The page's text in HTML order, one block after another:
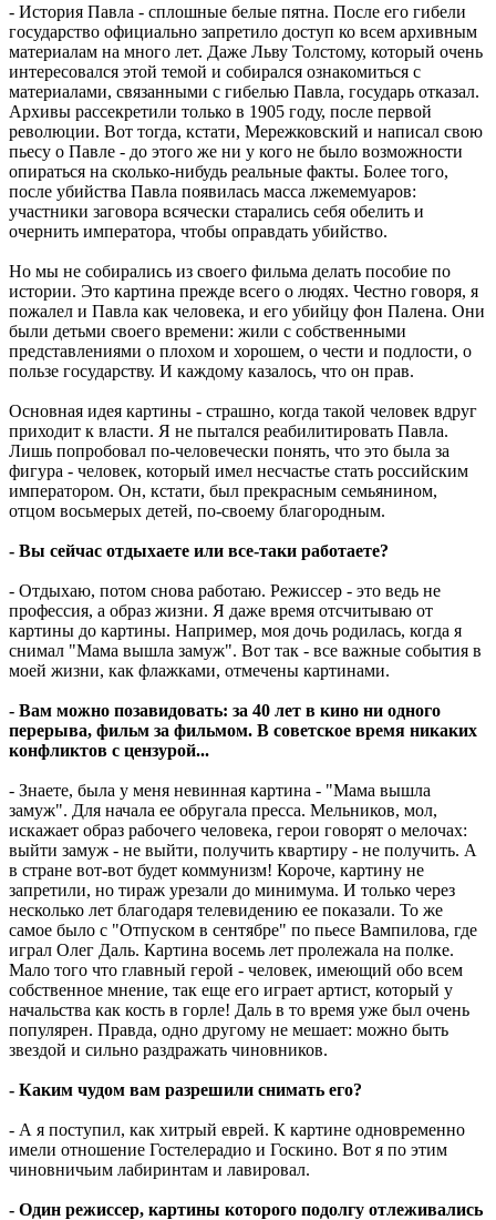
- История Павла - сплошные белые пятна. После его гибели
государство официально запретило доступ ко всем архивным
материалам на много лет. Даже Льву Толстому, который очень
интересовался этой темой и собирался ознакомиться с
материалами, связанными с гибелью Павла, государь отказал.
Архивы рассекретили только в 1905 году, после первой
революции. Вот тогда, кстати, Мережковский и написал свою
пьесу о Павле - до этого же ни у кого не было возможности
опираться на сколько-нибудь реальные факты. Более того,
после убийства Павла появилась масса лжемемуаров:
участники заговора всячески старались себя обелить и
очернить императора, чтобы оправдать убийство.
Но мы не собирались из своего фильма делать пособие по
истории. Это картина прежде всего о людях. Честно говоря, я
пожалел и Павла как человека, и его убийцу фон Палена. Они
были детьми своего времени: жили с собственными
представлениями о плохом и хорошем, о чести и подлости, о
пользе государству. И каждому казалось, что он прав.
Основная идея картины - страшно, когда такой человек вдруг
приходит к власти. Я не пытался реабилитировать Павла.
Лишь попробовал по-человечески понять, что это была за
фигура - человек, который имел несчастье стать российским
императором. Он, кстати, был прекрасным семьянином,
отцом восьмерых детей, по-своему благородным.
- Вы сейчас отдыхаете или все-таки работаете?
- Отдыхаю, потом снова работаю. Режиссер - это ведь не
профессия, а образ жизни. Я даже время отсчитываю от
картины до картины. Например, моя дочь родилась, когда я
снимал "Мама вышла замуж". Вот так - все важные события в
моей жизни, как флажками, отмечены картинами.
- Вам можно позавидовать: за 40 лет в кино ни одного
перерыва, фильм за фильмом. В советское время никаких
конфликтов с цензурой...
- Знаете, была у меня невинная картина - "Мама вышла
замуж". Для начала ее обругала пресса. Мельников, мол,
искажает образ рабочего человека, герои говорят о мелочах:
выйти замуж - не выйти, получить квартиру - не получить. А
в стране вот-вот будет коммунизм! Короче, картину не
запретили, но тираж урезали до минимума. И только через
несколько лет благодаря телевидению ее показали. То же
самое было с "Отпуском в сентябре" по пьесе Вампилова, где
играл Олег Даль. Картина восемь лет пролежала на полке.
Мало того что главный герой - человек, имеющий обо всем
собственное мнение, так еще его играет артист, который у
начальства как кость в горле! Даль в то время уже был очень
популярен. Правда, одно другому не мешает: можно быть
звездой и сильно раздражать чиновников.
- Каким чудом вам разрешили снимать его?
- А я поступил, как хитрый еврей. К картине одновременно
имели отношение Гостелерадио и Госкино. Вот я по этим
чиновничьим лабиринтам и лавировал.
- Один режиссер, картины которого подолгу отлеживались